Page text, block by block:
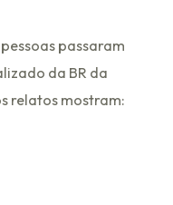
passaram
da BR da
relatos mostram: